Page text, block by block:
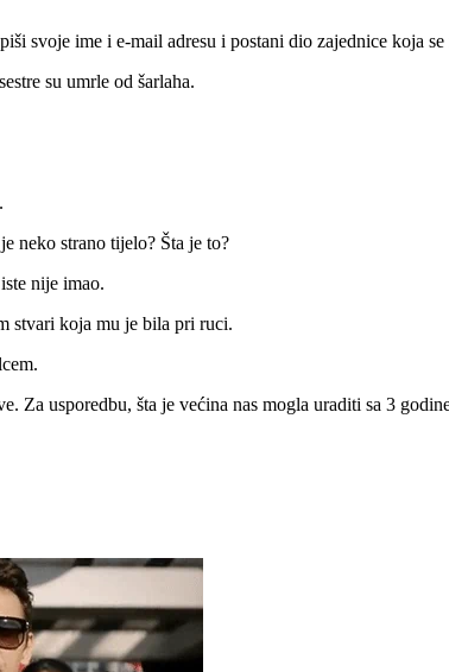
svoje ime i e-mail adresu i postani dio zajednice koja
su umrle od šarlaha.
neko strano tijelo? Šta je to?
nije imao.
stvari koja mu je bila pri ruci.
Za usporedbu, šta je većina nas mogla uraditi sa 3